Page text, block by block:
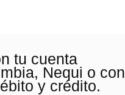
tu cuenta
Nequi o con
y crédito.